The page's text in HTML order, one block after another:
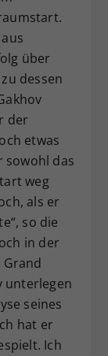
über
dessen
der
etwas
sowohl das
weg
als er
so die
in der
unterlegen
seines
hat er
Ich